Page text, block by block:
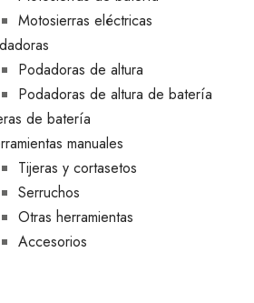
Motosierras eléctricas
Podadoras de altura
Podadoras de altura de batería
de batería
manuales
Tijeras y cortasetos
Serruchos
Otras herramientas
Accesorios